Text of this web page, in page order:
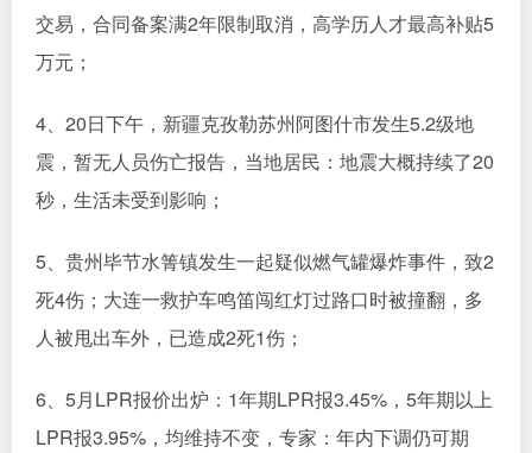
交易，合同备案满2年限制取消，高学历人才最高补贴5
万元；
4、20日下午，新疆克孜勒苏州阿图什市发生5.2级地
震，暂无人员伤亡报告，当地居民：地震大概持续了20
秒，生活未受到影响；
5、贵州毕节水箐镇发生一起疑似燃气罐爆炸事件，致2
死4伤；大连一救护车鸣笛闯红灯过路口时被撞翻，多
人被甩出车外，已造成2死1伤；
6、5月LPR报价出炉：1年期LPR报3.45%，5年期以上
LPR报3.95%，均维持不变，专家：年内下调仍可期